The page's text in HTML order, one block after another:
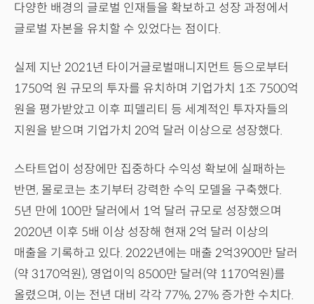
다양한 배경의 글로벌 인재들을 확보하고 성장 과정에서
글로벌 자본을 유치할 수 있었다는 점이다.
실제 지난 2021년 타이거글로벌매니지먼트 등으로부터
1750억 원 규모의 투자를 유치하며 기업가치 1조 7500억
원을 평가받았고 이후 피델리티 등 세계적인 투자자들의
지원을 받으며 기업가치 20억 달러 이상으로 성장했다.
스타트업이 성장에만 집중하다 수익성 확보에 실패하는
반면, 몰로코는 초기부터 강력한 수익 모델을 구축했다.
5년 만에 100만 달러에서 1억 달러 규모로 성장했으며
2020년 이후 5배 이상 성장해 현재 2억 달러 이상의
매출을 기록하고 있다. 2022년에는 매출 2억3900만 달러
(약 3170억원), 영업이익 8500만 달러(약 1170억원)를
올렸으며, 이는 전년 대비 각각 77%, 27% 증가한 수치다.